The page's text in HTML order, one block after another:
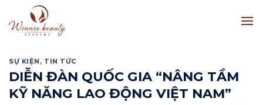
to
content
SỰ KIỆN , TIN TỨC
DIỄN ĐÀN QUỐC GIA “NÂNG TẦM
KỸ NĂNG LAO ĐỘNG VIỆT NAM”